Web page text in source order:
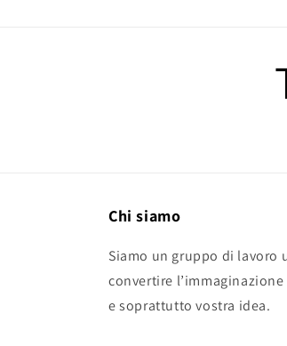
Chi siamo
Siamo un gruppo di lavoro
convertire
e soprattutto vostra idea.